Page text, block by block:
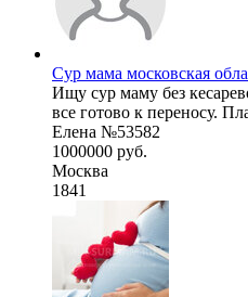
Cур мама московская
Ищу сур маму без
все готово к переносу.
Елена №53582
1000000 руб.
Москва
1841